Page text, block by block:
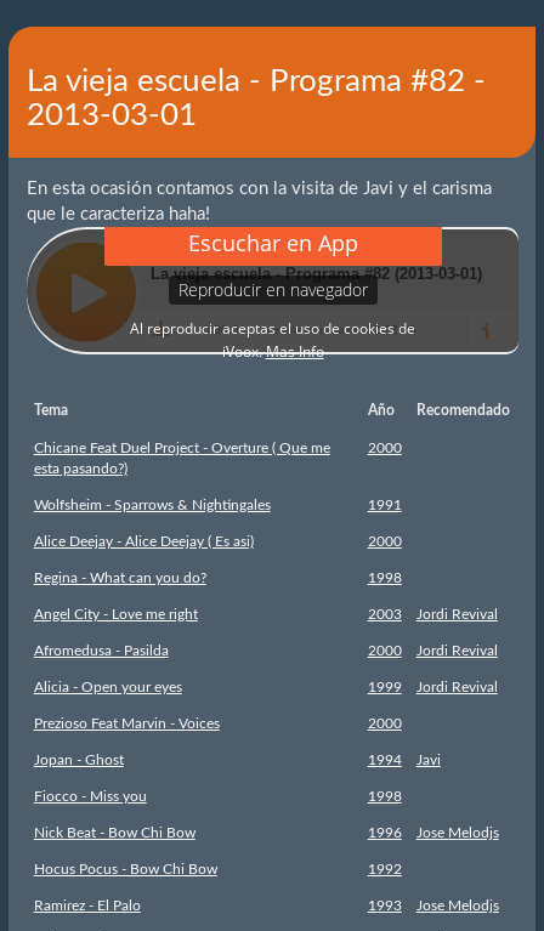
La vieja escuela - Programa #82 -
2013-03-01
En esta ocasión contamos con la visita de Javi y el carisma
que le caracteriza haha!
Tema Año Recomendado
Chicane Feat Duel Project - Overture ( Que me
esta pasando?)
2000
Wolfsheim - Sparrows & Nightingales 1991
Alice Deejay - Alice Deejay ( Es asi) 2000
Regina - What can you do? 1998
Angel City - Love me right 2003 Jordi Revival
Afromedusa - Pasilda 2000 Jordi Revival
Alicia - Open your eyes 1999 Jordi Revival
Prezioso Feat Marvin - Voices 2000
Jopan - Ghost 1994 Javi
Fiocco - Miss you 1998
Nick Beat - Bow Chi Bow 1996 Jose Melodjs
Hocus Pocus - Bow Chi Bow 1992
Ramirez - El Palo 1993 Jose Melodjs